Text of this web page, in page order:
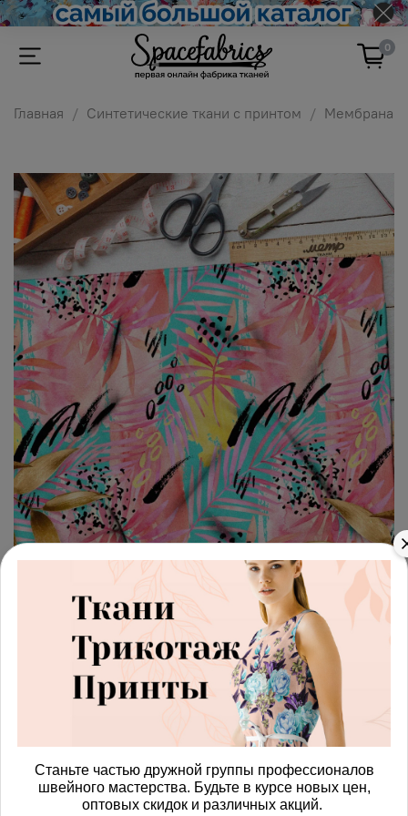
0
Главная Синтетические ткани с принтом Мембрана
арт. 4287441_membrana
Ткань мембрана
разноцветная абстракция
Получить доступ к оптовым ценам
В корзину
Станьте частью дружной группы профессионалов
швейного мастерства. Будьте в курсе новых цен,
оптовых скидок и различных акций.